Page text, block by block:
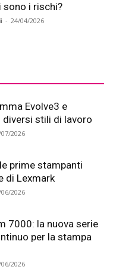
sono i rischi?
- 24/04/2026
Evolve3 e
stili di lavoro
2026
prime stampanti
di Lexmark
2026
7000: la nuova serie
per la stampa
2026